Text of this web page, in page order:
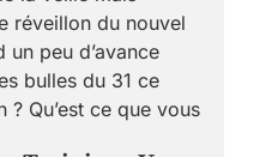
réveillon du nouvel
peu d’avance
bulles du 31 ce
? Qu’est ce que vous